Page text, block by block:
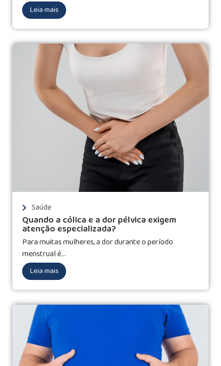
Leia mais
Saúde
Quando a cólica e a dor pélvica exigem
atenção especializada?
Para muitas mulheres, a dor durante o período
menstrual é...
Leia mais